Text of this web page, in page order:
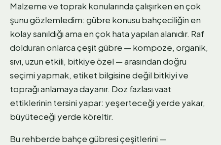
Malzeme ve toprak konularında çalışırken en çok
şunu gözlemledim: gübre konusu bahçeciliğin en
kolay sanıldığı ama en çok hata yapılan alanıdır. Raf
dolduran onlarca çeşit gübre — kompoze, organik,
sıvı, uzun etkili, bitkiye özel — arasından doğru
seçimi yapmak, etiket bilgisine değil bitkiyi ve
toprağı anlamaya dayanır. Doz fazlası vaat
ettiklerinin tersini yapar: yeşerteceği yerde yakar,
büyüteceği yerde köreltir.
Bu rehberde bahçe gübresi çeşitlerini —